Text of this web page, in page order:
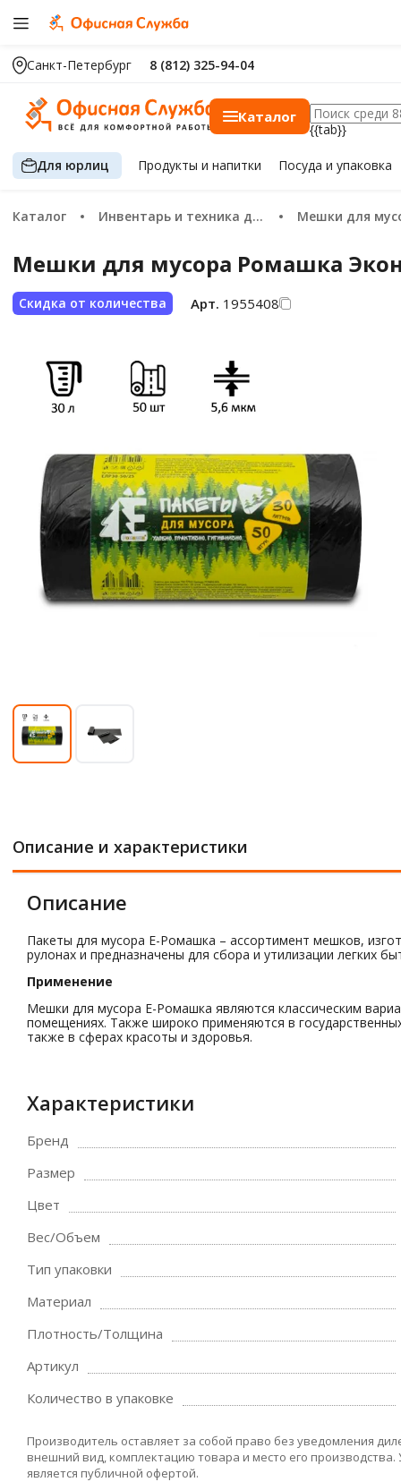
Санкт-Петербург 8 (812) 325-94-04
Каталог
{{tab}}
Для юрлиц Продуктыи напитки Посуда и упаковка
Каталог Инвентарь и техника для уборки Мешки для
Мешки для мусора Ромашка
Скидка от количества Арт. 1955408
Описание и характеристики
Описание
Пакеты для мусора Е-Ромашка – ассортимент мешков,
рулонах и предназначены для сбора и утилизации легких
Применение
Мешки для мусора Е-Ромашка являются классическим
помещениях. Также широко применяются в
также в сферах красоты и здоровья.
Характеристики
Бренд
Размер
Цвет
Вес/Объем
Тип упаковки
Материал
Плотность/Толщина
Артикул
Количество в упаковке
Производитель оставляет за собой право без уведомления
внешний вид, комплектацию товара и место его
является публичной офертой.